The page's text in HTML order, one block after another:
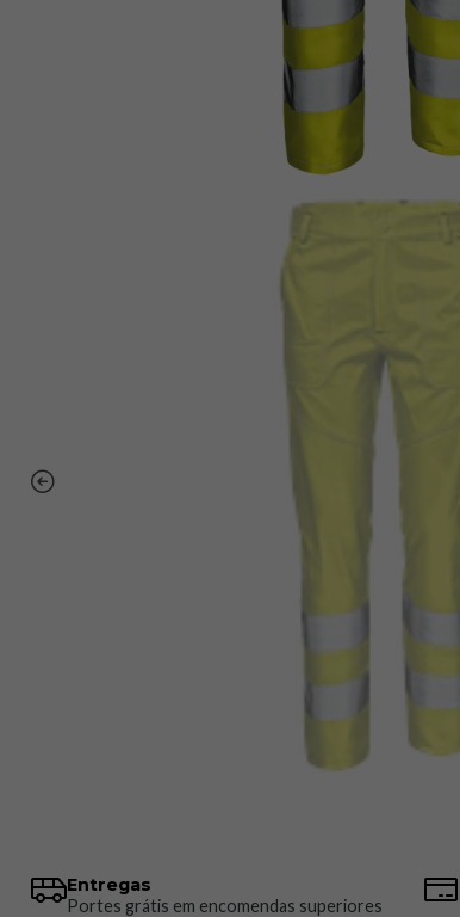
Entregas
Portes grátis em encomendas superiores